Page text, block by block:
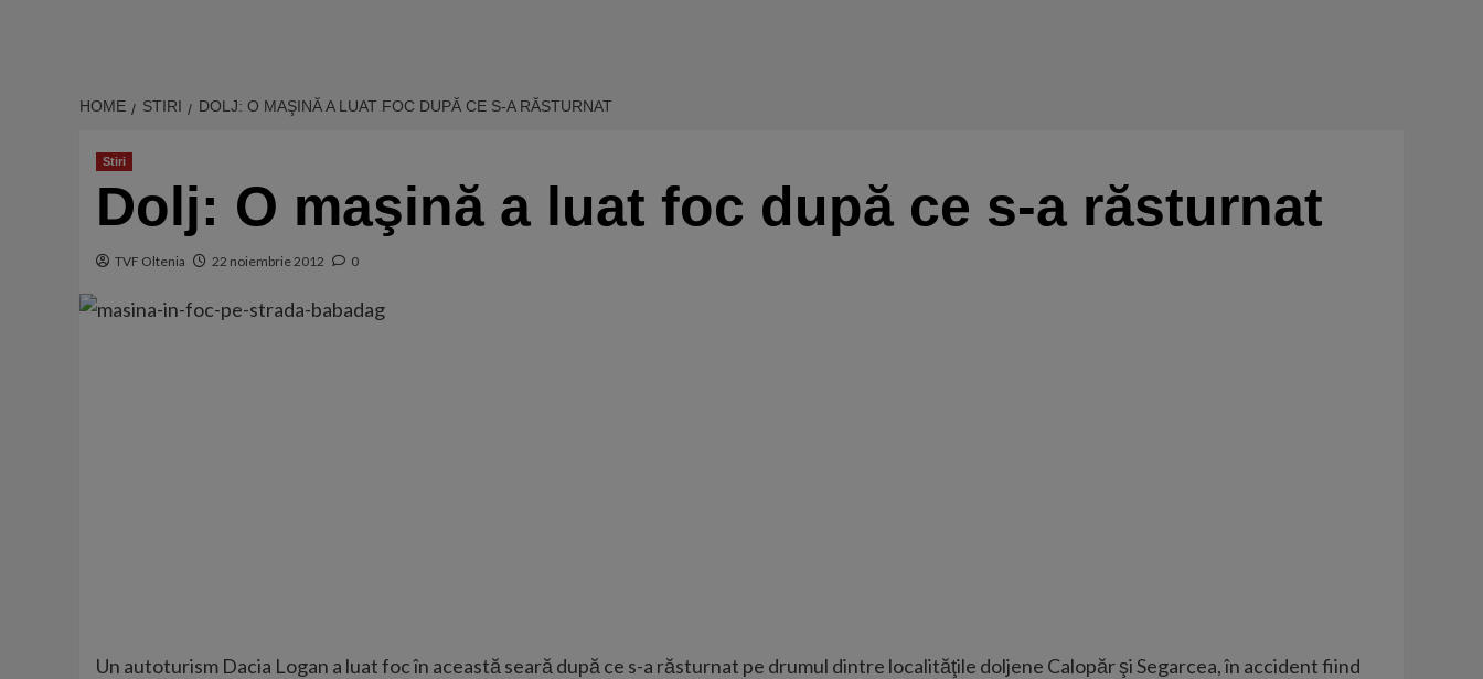
HOME STIRI DOLJ: O MAŞINĂ A LUAT FOC DUPĂ CE S-A RĂSTURNAT
Stiri
Dolj: O maşină a luat foc după ce s-a răsturnat
TVF Oltenia 22 noiembrie 2012 0
Un autoturism Dacia Logan a luat foc în această seară după ce s-a răsturnat pe drumul dintre localităţile doljene Calopăr şi Segarcea, în accident fiind